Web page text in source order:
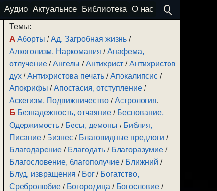
Аудио Актуальное Библиотека О нас
Темы:
А Аборты /Ад, Загробная жизнь /
Алкоголизм, Наркомания /Анафема,
отлучение /Ангелы /Антихрист /Антихристов
дух /Антихристова печать /Апокалипсис /
Апокрифы /Апостасия, отступление /
Аскетизм, Подвижничество /Астрология.
Б Безнадежность, отчаяние / Беснование,
Одержимость / Бесы, демоны / Библия,
Писание / Бизнес / Благовидные предлоги /
Благодарение / Благодать / Благоразумие /
Благословение, благополучие / Ближний /
Блуд, извращения / Бог / Богатство,
Сребролюбие / Богородица / Богословие /